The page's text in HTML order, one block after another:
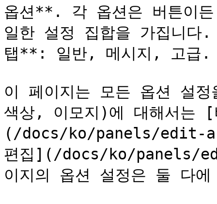
옵션**. 각 옵션은 버튼이
일한 설정 집합을 가집니
탭**: 일반, 메시지, 고급.
이 페이지는 모든 옵션 설
색상, 이모지)에 대해서는
(/docs/ko/panels/edit-
편집](/docs/ko/panels/
이지의 옵션 설정은 둘 다